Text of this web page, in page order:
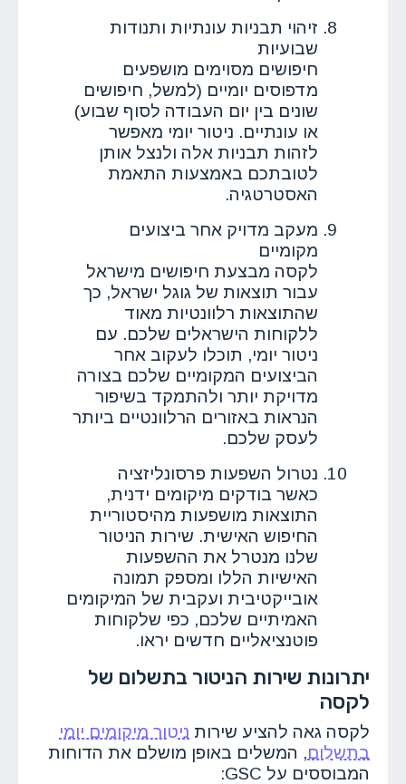
זיהוי תבניות עונתיות ותנודות
שבועיות
חיפושים מסוימים מושפעים
מדפוסים יומיים (למשל, חיפושים
שונים בין יום העבודה לסוף שבוע)
או עונתיים. ניטור יומי מאפשר
לזהות תבניות אלה ולנצל אותן
לטובתכם באמצעות התאמת
האסטרטגיה.
מעקב מדויק אחר ביצועים
מקומיים
לקסה מבצעת חיפושים מישראל
עבור תוצאות של גוגל ישראל, כך
שהתוצאות רלוונטיות מאוד
ללקוחות הישראלים שלכם. עם
ניטור יומי, תוכלו לעקוב אחר
הביצועים המקומיים שלכם בצורה
מדויקת יותר ולהתמקד בשיפור
הנראות באזורים הרלוונטיים ביותר
לעסק שלכם.
נטרול השפעות פרסונליזציה
כאשר בודקים מיקומים ידנית,
התוצאות מושפעות מהיסטוריית
החיפוש האישית. שירות הניטור
שלנו מנטרל את ההשפעות
האישיות הללו ומספק תמונה
אובייקטיבית ועקבית של המיקומים
האמיתיים שלכם, כפי שלקוחות
פוטנציאליים חדשים יראו.
יתרונות שירות הניטור בתשלום של
לקסה
לקסה גאה להציע שירות ניטור מיקומים יומי
בתשלום, המשלים באופן מושלם את הדוחות
המבוססים על GSC: